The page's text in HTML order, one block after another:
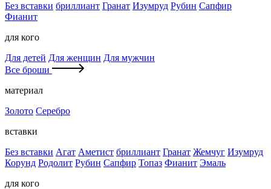
Без вставки бриллиант Гранат Изумруд Рубин Сапфир
Фианит
для кого
Для детей Для женщин Для мужчин
Все броши
материал
Золото Серебро
вставки
Без вставки Агат Аметист бриллиант Гранат Жемчуг Изумруд
Корунд Родолит Рубин Сапфир Топаз Фианит Эмаль
для кого